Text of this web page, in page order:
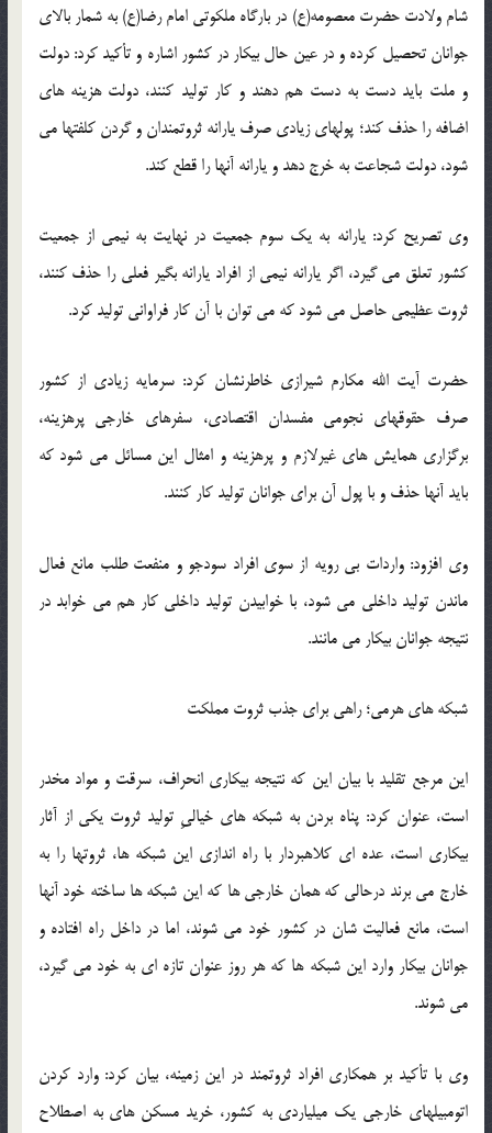
شام ولادت حضرت معصومه(ع) در بارگاه ملکوتی امام رضا(ع) به شمار بالای
جوانان تحصیل کرده و در عین حال بیکار در کشور اشاره و تأکید کرد: دولت
و ملت باید دست به دست هم دهند و کار تولید کنند، دولت هزینه های
اضافه را حذف کند؛ پولهای زیادی صرف یارانه ثروتمندان و گردن کلفتها می
شود، دولت شجاعت به خرج دهد و یارانه آنها را قطع کند.
وی تصریح کرد: یارانه به یک سوم جمعیت در نهایت به نیمی از جمعیت
کشور تعلق می گیرد، اگر یارانه نیمی از افراد یارانه بگیر فعلی را حذف کنند،
ثروت عظیمی حاصل می شود که می توان با آن کار فراوانی تولید کرد.
حضرت آیت الله مکارم شیرازی خاطرنشان کرد: سرمایه زیادی از کشور
صرف حقوقهای نجومی مفسدان اقتصادی، سفرهای خارجی پرهزینه،
برگزاری همایش های غیرلازم و پرهزینه و امثال این مسائل می شود که
باید آنها حذف و با پول آن برای جوانان تولید کار کنند.
وی افزود: واردات بی رویه از سوی افراد سودجو و منفعت طلب مانع فعال
ماندن تولید داخلی می شود، با خوابیدن تولید داخلی کار هم می خوابد در
نتیجه جوانان بیکار می مانند.
شبکه های هرمی؛ راهی برای جذب ثروت مملکت
این مرجع تقلید با بیان این که نتیجه بیکاری انحراف، سرقت و مواد مخدر
است، عنوان کرد: پناه بردن به شبکه های خیالیِ تولید ثروت یکی از آثار
بیکاری است، عده ای کلاهبردار با راه اندازی این شبکه ها، ثروتها را به
خارج می برند درحالی که همان خارجی ها که این شبکه ها ساخته خود آنها
است، مانع فعالیت شان در کشور خود می شوند، اما در داخل راه افتاده و
جوانان بیکار وارد این شبکه ها که هر روز عنوان تازه ای به خود می گیرد،
می شوند.
وی با تأکید بر همکاری افراد ثروتمند در این زمینه، بیان کرد: وارد کردن
اتومبیلهای خارجی یک میلیاردی به کشور، خرید مسکن های به اصطلاح